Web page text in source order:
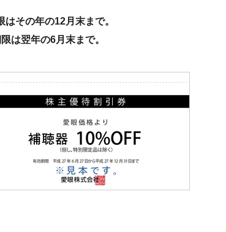
その年の12月末まで。
は翌年の6月末まで。